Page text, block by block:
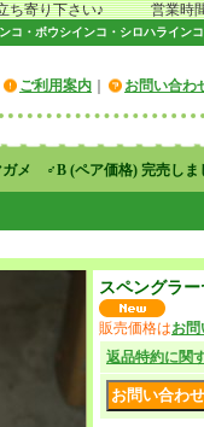
り下さい♪ 営業時間
・ボウシインコ・シロハライン
ご利用案内 お問い合わ
ガメ ♂B (ペア価格) 完売しま
スペングラ
販売価格はお
返品特約に関